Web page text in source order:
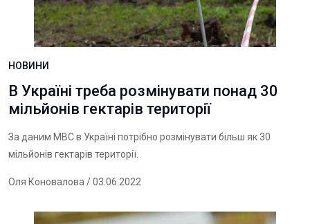
НОВИНИ
В Україні треба розмінувати понад 30
мільйонів гектарів території
За даним МВС в Україні потрібно розмінувати більш як 30
мільйонів гектарів території.
Оля Коновалова / 03.06.2022